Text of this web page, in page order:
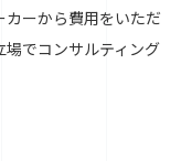
ーから費用をいただ
でコンサルティング